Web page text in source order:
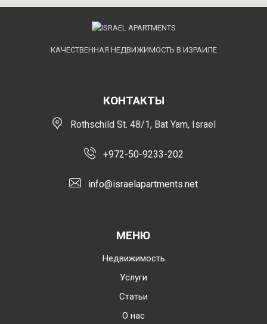
КАЧЕСТВЕННАЯ НЕДВИЖИМОСТЬ В ИЗРАИЛЕ
КОНТАКТЫ
Rothschild St. 48/1, Bat Yam, Israel
+972-50-9233-202
info@israelapartments.net
МЕНЮ
Недвижимость
Услуги
Статьи
О нас